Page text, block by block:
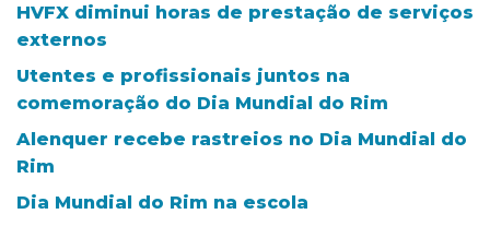
HVFX diminui horas de prestação de serviços
externos
Utentes e profissionais juntos na
comemoração do Dia Mundial do Rim
Alenquer recebe rastreios no Dia Mundial do
Rim
Dia Mundial do Rim na escola